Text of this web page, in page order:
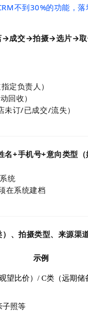
不到30%的功能，
→成交→拍摄→选片→
定负责人）
回收）
订/已成交/流失）
名+手机号+意向类型
统
在系统建档
、拍摄类型、来源渠
示例
望比价）/ C类（远期储
子照等